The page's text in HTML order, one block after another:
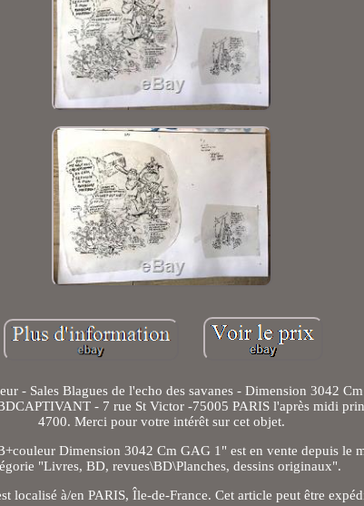
- Sales Blagues de l'echo des savanes - Dimension 3042
- 7 rue St Victor -75005 PARIS l'après midi
4700. Merci pour votre intérêt sur cet objet.
Dimension 3042 Cm GAG 1" est en vente depuis le
"Livres, BD, revues\BD\Planches, dessins originaux".
localisé à/en PARIS, Île-de-France. Cet article peut être